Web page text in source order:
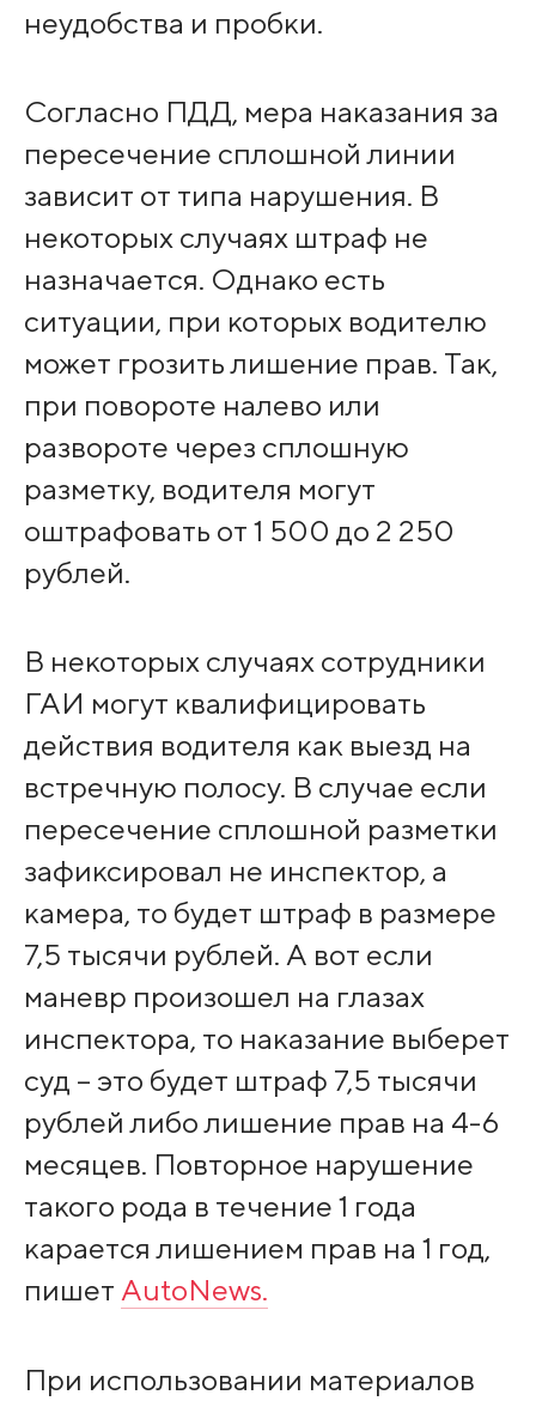
неудобства и пробки.
Согласно ПДД, мера наказания за
пересечение сплошной линии
зависит от типа нарушения. В
некоторых случаях штраф не
назначается. Однако есть
ситуации, при которых водителю
может грозить лишение прав. Так,
при повороте налево или
развороте через сплошную
разметку, водителя могут
оштрафовать от 1 500 до 2 250
рублей.
В некоторых случаях сотрудники
ГАИ могут квалифицировать
действия водителя как выезд на
встречную полосу. В случае если
пересечение сплошной разметки
зафиксировал не инспектор, а
камера, то будет штраф в размере
7,5 тысячи рублей. А вот если
маневр произошел на глазах
инспектора, то наказание выберет
суд – это будет штраф 7,5 тысячи
рублей либо лишение прав на 4-6
месяцев. Повторное нарушение
такого рода в течение 1 года
карается лишением прав на 1 год,
пишет AutoNews.
При использовании материалов